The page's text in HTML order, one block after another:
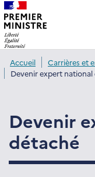
Panneau de gestion des
Accueil
Carrières et
Devenir expert national
Devenir
détaché